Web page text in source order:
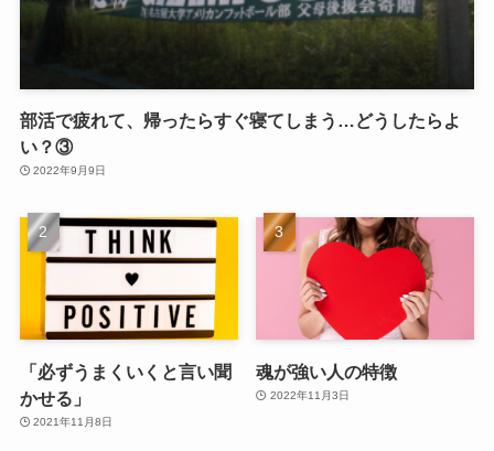
部活で疲れて、帰ったらすぐ寝てしまう…どうしたらよ
い？③
2022年9月9日
「必ずうまくいくと言い聞
かせる」
2021年11月8日
魂が強い人の特徴
2022年11月3日